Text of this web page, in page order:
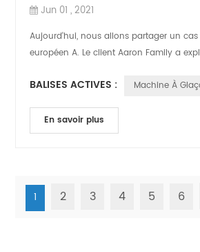
Jun 01 , 2021
Aujourd'hui, nous allons partager un
européen A. Le client Aaron Family a
BALISES ACTIVES : Machine À
En savoir plus
1 2 3 4 5 6